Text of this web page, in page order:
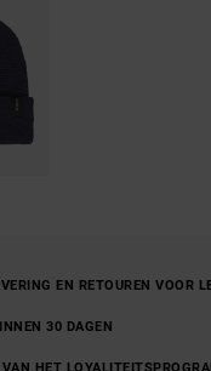
EN RETOUREN VOOR
30 DAGEN